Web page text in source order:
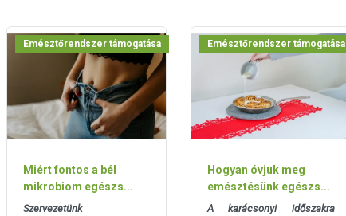
baktérium csíra:
PXN® 37™,
PXN® 54™,
PXN® 66™,
PXN® 35™,
PXN® 30™,
Emésztőrendszer támogatása
Miért fontos a bél
mikrobiom egészs...
Szervezetünk
Emésztőrendszer támogatása
Hogyan óvjuk meg
emésztésünk egészs...
A karácsonyi időszakra